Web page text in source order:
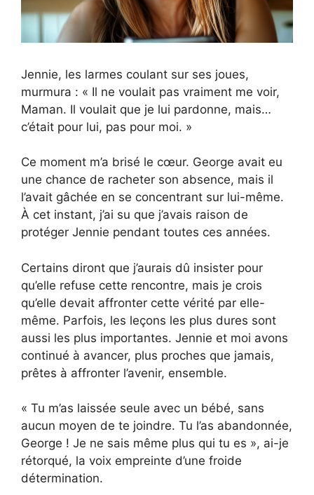
Jennie, les larmes coulant sur ses joues,
murmura : « Il ne voulait pas vraiment me voir,
Maman. Il voulait que je lui pardonne, mais…
c’était pour lui, pas pour moi. »
Ce moment m’a brisé le cœur. George avait eu
une chance de racheter son absence, mais il
l’avait gâchée en se concentrant sur lui-même.
À cet instant, j’ai su que j’avais raison de
protéger Jennie pendant toutes ces années.
Certains diront que j’aurais dû insister pour
qu’elle refuse cette rencontre, mais je crois
qu’elle devait affronter cette vérité par elle-
même. Parfois, les leçons les plus dures sont
aussi les plus importantes. Jennie et moi avons
continué à avancer, plus proches que jamais,
prêtes à affronter l’avenir, ensemble.
« Tu m’as laissée seule avec un bébé, sans
aucun moyen de te joindre. Tu l’as abandonnée,
George ! Je ne sais même plus qui tu es », ai-je
rétorqué, la voix empreinte d’une froide
détermination.